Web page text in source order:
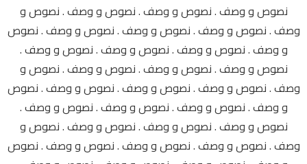
نصوص و وصف . نصوص و وصف . نصوص و وصف . نصوص و
وصف . نصوص و وصف . نصوص و وصف . نصوص و وصف . نصوص
و وصف . نصوص و وصف . نصوص و وصف . نصوص و وصف .
نصوص و وصف . نصوص و وصف . نصوص و وصف . نصوص و
وصف . نصوص و وصف . نصوص و وصف . نصوص و وصف . نصوص
و وصف . نصوص و وصف . نصوص و وصف . نصوص و وصف .
نصوص و وصف . نصوص و وصف . نصوص و وصف . نصوص و
وصف . نصوص و وصف . نصوص و وصف . نصوص و وصف . نصوص